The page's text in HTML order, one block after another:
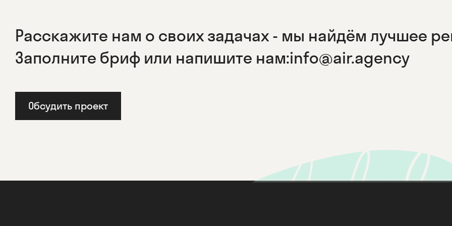
Расскажите нам о своих задачах - мы найдём лучшее
Заполните бриф или напишите нам:info@air.agency
Обсудить проект